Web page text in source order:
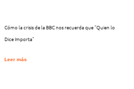
Cómo la crisis de la BBC nos recuerda que “Quien lo
Dice Importa”
Leer más